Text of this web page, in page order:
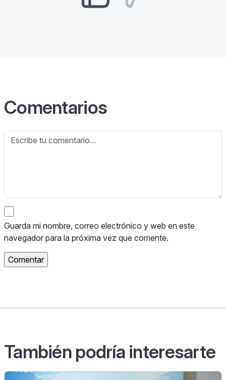
Comentarios
Guarda mi nombre, correo electrónico y web en este
navegador para la próxima vez que comente.
También podría interesarte